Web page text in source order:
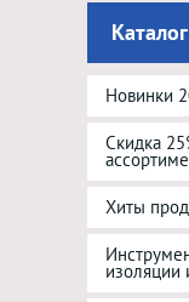
Новинки
Скидка
Хиты
изоляции